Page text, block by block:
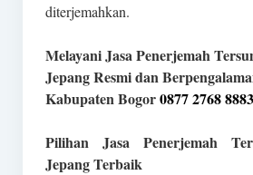
diterjemahkan.
Melayani Jasa Penerjemah
Jepang Resmi dan
Kabupaten Bogor0877 2768 8883
Pilihan Jasa Penerjemah
Jepang Terbaik